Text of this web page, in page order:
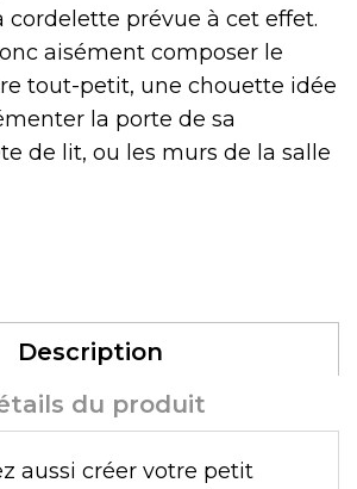
cordelette prévue à cet effet.
aisément composer le
tout-petit, une chouette idée
la porte de sa
de lit, ou les murs de la salle
Description
du produit
aussi créer votre petit